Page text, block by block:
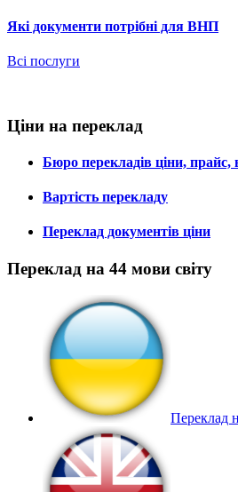
Які документи потрібні для ВНП
Всі послуги
Ціни на переклад
Бюро перекладів ціни, прайс,
Вартість перекладу
Переклад документів ціни
Переклад на 44 мови світу
Переклад